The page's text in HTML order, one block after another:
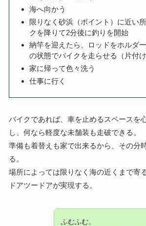
海へ向かう
限りなく砂浜（ポイント）に近い
クを降りて2分後に釣りを開始
納竿を迎えたら、ロッドをホルダ
の状態でバイクを走らせる（片付け
家に帰って色々洗う
仕事に行く
バイクであれば、車を止めるスペースを
し、何なら軽度な未舗装も走破できる。
準備も着替えも家で出来るから、その分
る。
場所によっては限りなく海の近くまで寄
ドアツードアが実現する。
ふむふむ。